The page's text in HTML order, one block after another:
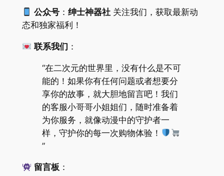
公众号： 绅士神器社关注我们，获取最新动
态和独家福利！
联系我们 ：
“在二次元的世界里，没有什么是不可
能的！如果你有任何问题或者想要分
享你的故事，就大胆地留言吧！我们
的客服小哥哥小姐姐们，随时准备着
为你服务，就像动漫中的守护者一
样，守护你的每一次购物体验！
”
留言板：